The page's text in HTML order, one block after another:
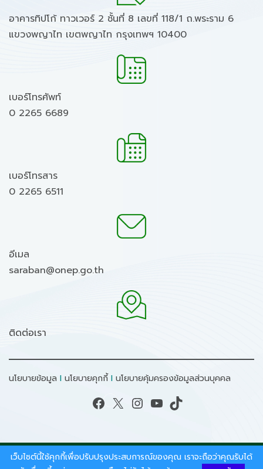
อาคารทิปโก้ ทาวเวอร์ 2 ชั้นที่ 8 เลขที่ 118/1 ถ.พระราม 6
แขวงพญาไท เขตพญาไท กรุงเทพฯ 10400
เบอร์โทรศัพท์
0 2265 6689
เบอร์โทรสาร
0 2265 6511
อีเมล
saraban@onep.go.th
ติดต่อเรา
นโยบายข้อมูล I นโยบายคุกกี้ I นโยบายคุ้มครองข้อมูลส่วนบุคคล
Facebook X Instagram YouTube TikTok
สงวนลิขสิทธิ์ © 2026 - สำนักงานนโยบายและแผน
เว็บไซต์นี้ใช้คุกกี้เพื่อปรับปรุงประสบการณ์ของคุณ เราจะถือว่าคุณรับได้